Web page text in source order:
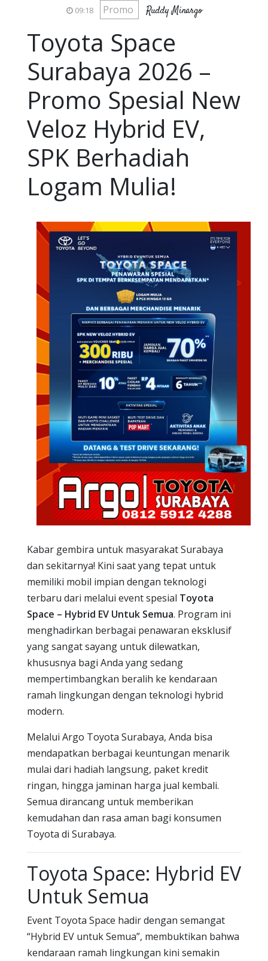
09:18 Promo Ruddy Minargo
Toyota Space
Surabaya 2026 –
Promo Spesial New
Veloz Hybrid EV,
SPK Berhadiah
Logam Mulia!
Kabar gembira untuk masyarakat Surabaya
dan sekitarnya! Kini saat yang tepat untuk
memiliki mobil impian dengan teknologi
terbaru dari melalui event spesial Toyota
Space – Hybrid EV Untuk Semua. Program ini
menghadirkan berbagai penawaran eksklusif
yang sangat sayang untuk dilewatkan,
khususnya bagi Anda yang sedang
mempertimbangkan beralih ke kendaraan
ramah lingkungan dengan teknologi hybrid
modern.
Melalui Argo Toyota Surabaya, Anda bisa
mendapatkan berbagai keuntungan menarik
mulai dari hadiah langsung, paket kredit
ringan, hingga jaminan harga jual kembali.
Semua dirancang untuk memberikan
kemudahan dan rasa aman bagi konsumen
Toyota di Surabaya.
Toyota Space: Hybrid EV
Untuk Semua
Event Toyota Space hadir dengan semangat
“Hybrid EV untuk Semua”, membuktikan bahwa
kendaraan ramah lingkungan kini semakin